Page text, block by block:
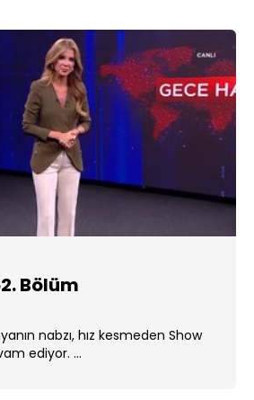
Bölüm
nabzı, hız kesmeden Show
ediyor. ...